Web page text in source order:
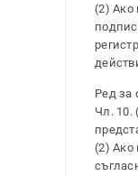
(2) Ако
Ред за
Чл. 10.
(2) Ако